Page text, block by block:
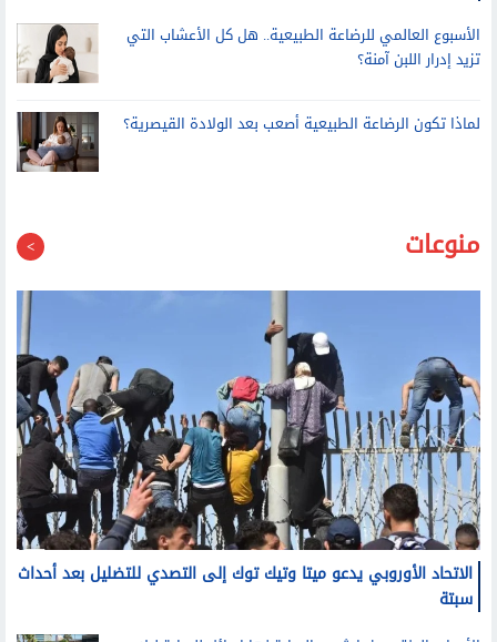
الأسبوع العالمي للرضاعة الطبيعية.. هل كل الأعشاب التي
تزيد إدرار اللبن آمنة؟
لماذا تكون الرضاعة الطبيعية أصعب بعد الولادة القيصرية؟
منوعات
الاتحاد الأوروبي يدعو ميتا وتيك توك إلى التصدي للتضليل بعد أحداث
سبتة
الأرصاد: الطقس غدا شديد الحرارة نهارا مائل للحرارة ليلا..